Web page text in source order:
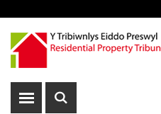
Pre
Header
Menu
DangosDangos